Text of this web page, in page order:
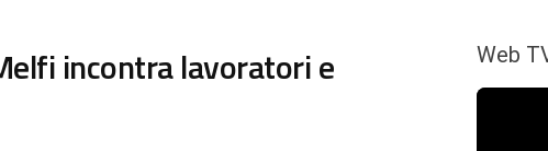
incontra lavoratori e
Web